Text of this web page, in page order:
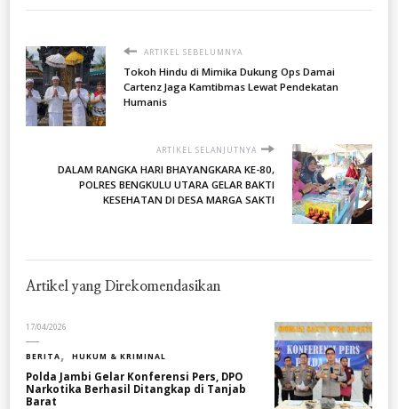
ARTIKEL SEBELUMNYA
Tokoh Hindu di Mimika Dukung Ops Damai
Cartenz Jaga Kamtibmas Lewat Pendekatan
Humanis
ARTIKEL SELANJUTNYA
DALAM RANGKA HARI BHAYANGKARA KE-80,
POLRES BENGKULU UTARA GELAR BAKTI
KESEHATAN DI DESA MARGA SAKTI
Artikel yang Direkomendasikan
17/04/2026
BERITA HUKUM & KRIMINAL
Polda Jambi Gelar Konferensi Pers, DPO
Narkotika Berhasil Ditangkap di Tanjab
Barat